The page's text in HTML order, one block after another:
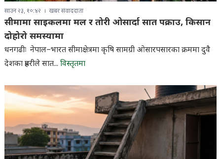
साउन २३, १०:४२ खबर संवाददाता
सीमामा साइकलमा मल र तोरी ओसार्दा सात पक्राउ, किसान
दोहोरो समस्यामा
धनगढीः नेपाल–भारत सीमाक्षेत्रमा कृषि सामग्री ओसारपसारका क्रममा दुवै
देशका प्रहरीले सात... विस्तृतमा